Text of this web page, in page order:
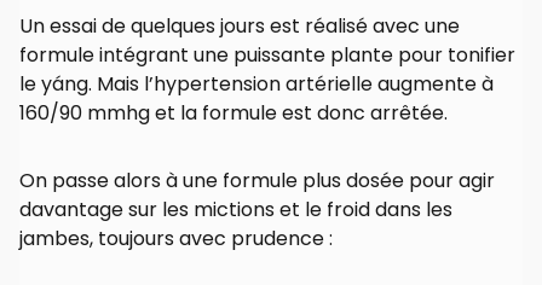
Un essai de quelques jours est réalisé avec une
formule intégrant une puissante plante pour tonifier
le yáng. Mais l’hypertension artérielle augmente à
160/90 mmhg et la formule est donc arrêtée.
On passe alors à une formule plus dosée pour agir
davantage sur les mictions et le froid dans les
jambes, toujours avec prudence :